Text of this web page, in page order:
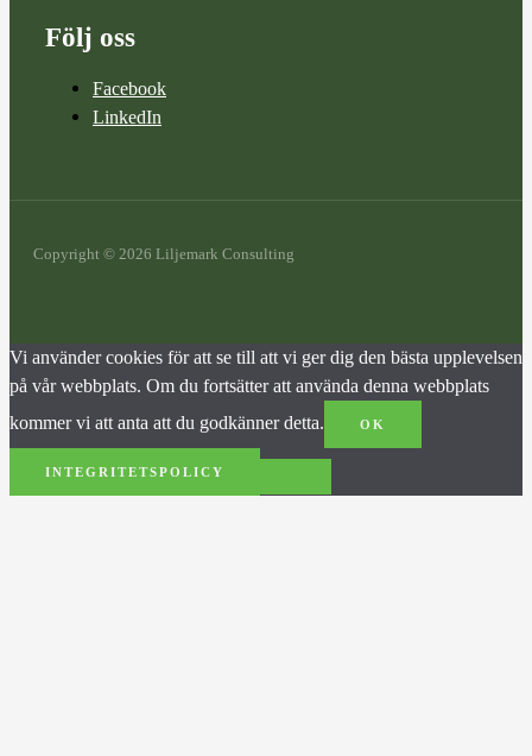
Följ oss
Facebook
LinkedIn
Copyright © 2026 Liljemark Consulting
Vi använder cookies för att se till att vi ger dig den bästa upplevelsen
på vår webbplats. Om du fortsätter att använda denna webbplats
kommer vi att anta att du godkänner detta.
OK
INTEGRITETSPOLICY